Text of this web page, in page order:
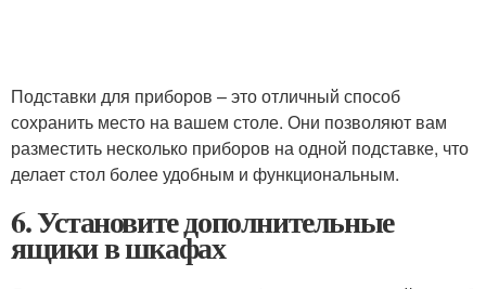
Подставки для приборов – это отличный способ
сохранить место на вашем столе. Они позволяют вам
разместить несколько приборов на одной подставке, что
делает стол более удобным и функциональным.
6. Установите дополнительные
ящики в шкафах